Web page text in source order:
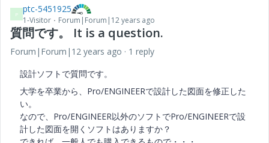
P ptc-5451925
1-Visitor Forum|Forum|12 years ago
質問です。 It is a question.
Forum|Forum|12 years ago
1 reply
設計ソフトで質問です。
大学を卒業から、Pro/ENGINEERで設計した図面を修正した
い。
なので、Pro/ENGINEER以外のソフトでPro/ENGINEERで設
計した図面を開くソフトはありますか？